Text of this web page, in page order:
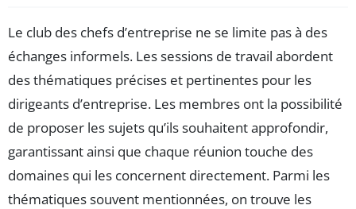
Le club des chefs d’entreprise ne se limite pas à des
échanges informels. Les sessions de travail abordent
des thématiques précises et pertinentes pour les
dirigeants d’entreprise. Les membres ont la possibilité
de proposer les sujets qu’ils souhaitent approfondir,
garantissant ainsi que chaque réunion touche des
domaines qui les concernent directement. Parmi les
thématiques souvent mentionnées, on trouve les